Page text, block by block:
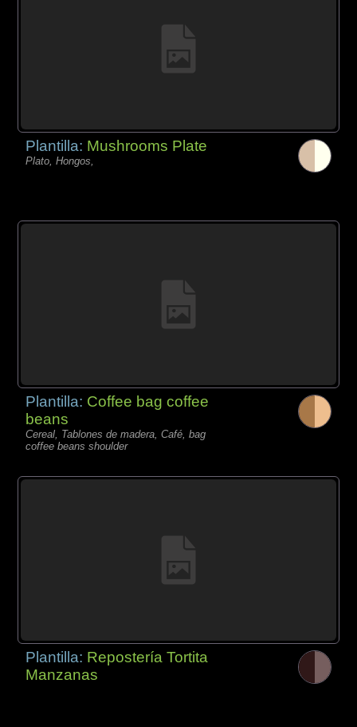
Plantilla: Mushrooms Plate
Plato, Hongos,
Plantilla: Coffee bag coffee
beans
Cereal, Tablones de madera, Café, bag
coffee beans shoulder
Plantilla: Repostería Tortita
Manzanas